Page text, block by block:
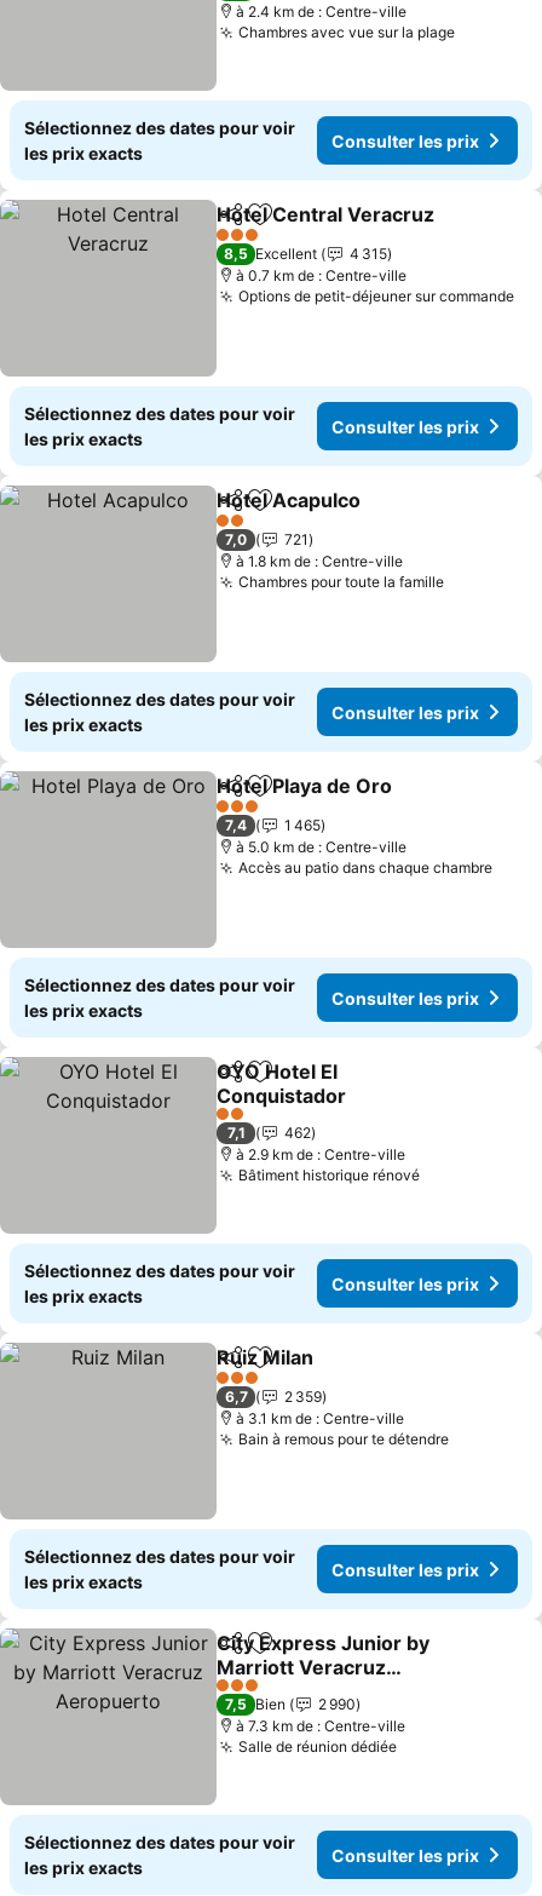
à 2.4 km de : Centre-ville
Chambres avec vue sur la plage
Sélectionnez des dates pour voir
les prix exacts
Consulter les prix
PartagerAjouter à mes favoris
Hotel Central Veracruz
3 Étoiles
8,5 Excellent
4 315
à 0.7 km de : Centre-ville
Options de petit-déjeuner sur commande
Sélectionnez des dates pour voir
les prix exacts
Consulter les prix
PartagerAjouter à mes favoris
Hotel Acapulco
2 Étoiles
7,0
721
à 1.8 km de : Centre-ville
Chambres pour toute la familleConsulter
Sélectionnez des dates pour voir
les prix exacts
Consulter les prix
PartagerAjouter à mes favoris
Hotel Playa de Oro
3 Étoiles
7,4
1 465
à 5.0 km de : Centre-ville
Accès au patio dans chaque chambre
Sélectionnez des dates pour voir
les prix exacts
Consulter les prix
PartagerAjouter à mes favoris
OYO Hotel El
Conquistador
Consulter les prix
2 Étoiles
7,1
462
à 2.9 km de : Centre-ville
Bâtiment historique rénovéConsulter
Sélectionnez des dates pour voir
les prix exacts
Consulter les prix
PartagerAjouter à mes favoris
Ruiz Milan
3 Étoiles
6,7
2 359
à 3.1 km de : Centre-ville
Bain à remous pour te détendre
Sélectionnez des dates pour voir
les prix exacts
Consulter les prix
PartagerAjouter à mes favoris
City Express Junior by
Marriott Veracruz
Aeropuerto
Consulter les prix
3 Étoiles
7,5 Bien
2 990
à 7.3 km de : Centre-ville
Salle de réunion dédiéeConsulter les
Sélectionnez des dates pour voir
les prix exacts
Consulter les prix